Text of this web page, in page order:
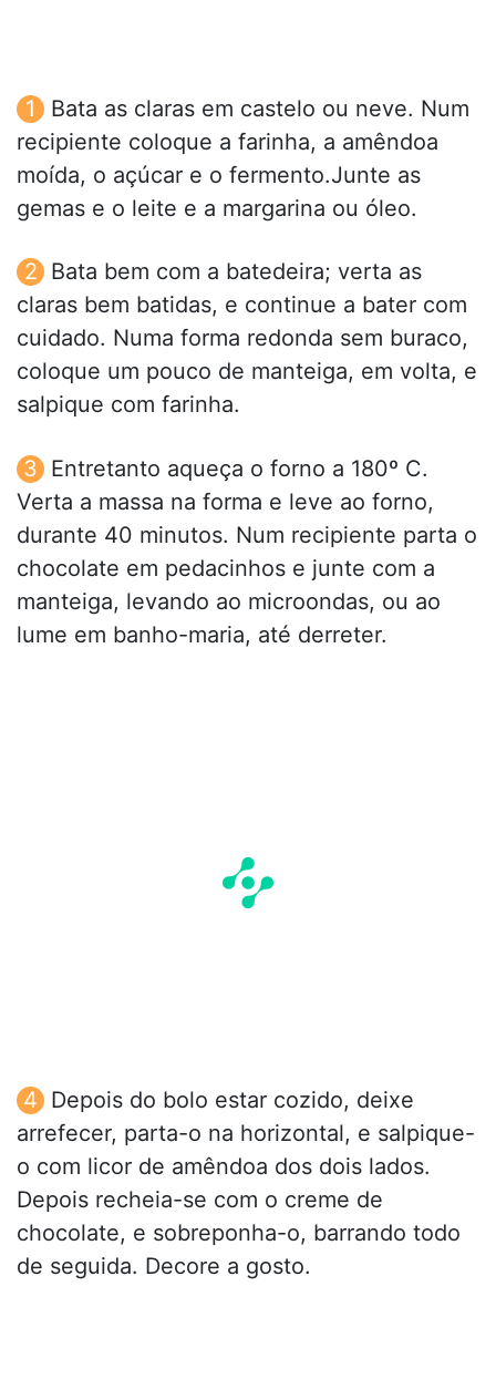
Bata as claras em castelo ou neve. Num
recipiente coloque a farinha, a amêndoa
moída, o açúcar e o fermento.Junte as
gemas e o leite e a margarina ou óleo.
Bata bem com a batedeira; verta as
claras bem batidas, e continue a bater com
cuidado. Numa forma redonda sem buraco,
coloque um pouco de manteiga, em volta, e
salpique com farinha.
Entretanto aqueça o forno a 180º C.
Verta a massa na forma e leve ao forno,
durante 40 minutos. Num recipiente parta o
chocolate em pedacinhos e junte com a
manteiga, levando ao microondas, ou ao
lume em banho-maria, até derreter.
Depois do bolo estar cozido, deixe
arrefecer, parta-o na horizontal, e salpique-
o com licor de amêndoa dos dois lados.
Depois recheia-se com o creme de
chocolate, e sobreponha-o, barrando todo
de seguida. Decore a gosto.